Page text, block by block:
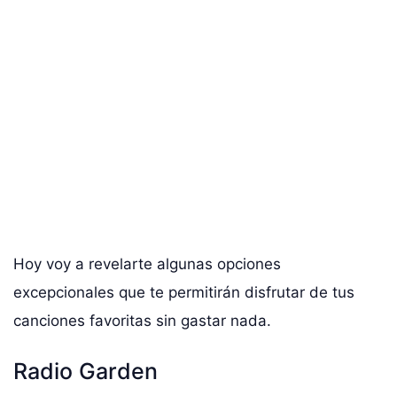
Hoy voy a revelarte algunas opciones
excepcionales que te permitirán disfrutar de tus
canciones favoritas sin gastar nada.
Radio Garden